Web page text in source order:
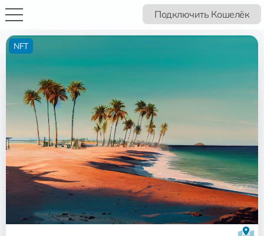
Подключить Кошелёк
NFT